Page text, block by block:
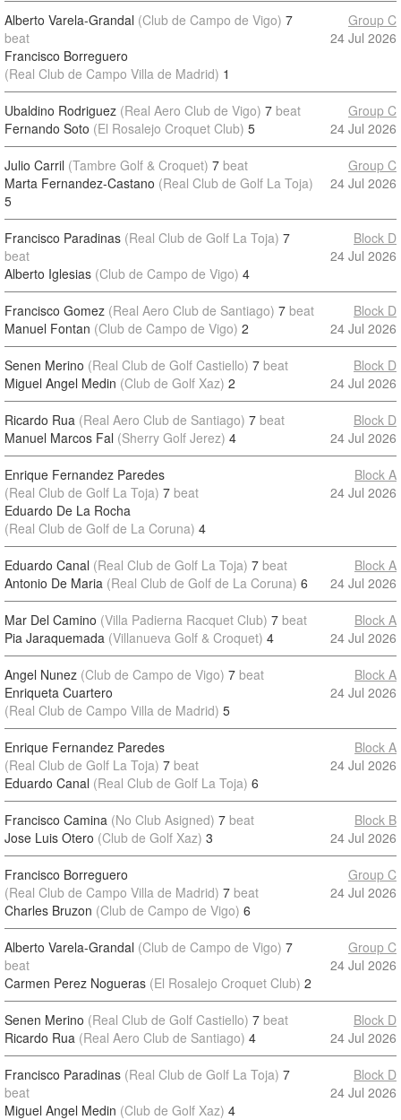
Alberto Varela-Grandal (Club de Campo de Vigo) 7
beat
Francisco Borreguero
(Real Club de Campo Villa de Madrid) 1
Group C
24 Jul 2026
Ubaldino Rodriguez (Real Aero Club de Vigo) 7 beat
Fernando Soto (El Rosalejo Croquet Club) 5
Group C
24 Jul 2026
Julio Carril (Tambre Golf & Croquet) 7 beat
Marta Fernandez-Castano (Real Club de Golf La Toja)
5
Group C
24 Jul 2026
Francisco Paradinas (Real Club de Golf La Toja) 7
beat
Alberto Iglesias (Club de Campo de Vigo) 4
Block D
24 Jul 2026
Francisco Gomez (Real Aero Club de Santiago) 7 beat
Manuel Fontan (Club de Campo de Vigo) 2
Block D
24 Jul 2026
Senen Merino (Real Club de Golf Castiello) 7 beat
Miguel Angel Medin (Club de Golf Xaz) 2
Block D
24 Jul 2026
Ricardo Rua (Real Aero Club de Santiago) 7 beat
Manuel Marcos Fal (Sherry Golf Jerez) 4
Block D
24 Jul 2026
Enrique Fernandez Paredes
(Real Club de Golf La Toja) 7 beat
Eduardo De La Rocha
(Real Club de Golf de La Coruna) 4
Block A
24 Jul 2026
Eduardo Canal (Real Club de Golf La Toja) 7 beat
Antonio De Maria (Real Club de Golf de La Coruna) 6
Block A
24 Jul 2026
Mar Del Camino (Villa Padierna Racquet Club) 7 beat
Pia Jaraquemada (Villanueva Golf & Croquet) 4
Block A
24 Jul 2026
Angel Nunez (Club de Campo de Vigo) 7 beat
Enriqueta Cuartero
(Real Club de Campo Villa de Madrid) 5
Block A
24 Jul 2026
Enrique Fernandez Paredes
(Real Club de Golf La Toja) 7 beat
Eduardo Canal (Real Club de Golf La Toja) 6
Block A
24 Jul 2026
Francisco Camina (No Club Asigned) 7 beat
Jose Luis Otero (Club de Golf Xaz) 3
Block B
24 Jul 2026
Francisco Borreguero
(Real Club de Campo Villa de Madrid) 7 beat
Charles Bruzon (Club de Campo de Vigo) 6
Group C
24 Jul 2026
Alberto Varela-Grandal (Club de Campo de Vigo) 7
beat
Carmen Perez Nogueras (El Rosalejo Croquet Club) 2
Group C
24 Jul 2026
Senen Merino (Real Club de Golf Castiello) 7 beat
Ricardo Rua (Real Aero Club de Santiago) 4
Block D
24 Jul 2026
Francisco Paradinas (Real Club de Golf La Toja) 7
beat
Miguel Angel Medin (Club de Golf Xaz) 4
Block D
24 Jul 2026